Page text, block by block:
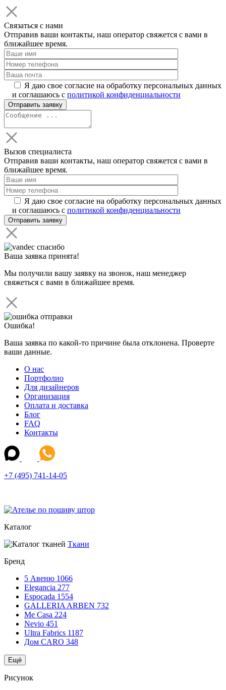
Связаться с нами
Отправив ваши контакты, наш оператор свяжется с вами в
ближайшее время.
Я даю свое согласие на обработку персональных данных
и соглашаюсь с политикой конфиденциальности
Вызов специалиста
Отправив ваши контакты, наш оператор свяжется с вами в
ближайшее время.
Я даю свое согласие на обработку персональных данных
и соглашаюсь с политикой конфиденциальности
Ваша заявка принята!
Мы получили вашу заявку на звонок, наш менеджер
свяжеться с вами в ближайшее время.
Ошибка!
Ваша заявка по какой-то причине была отклонена. Проверте
ваши данные.
О нас
Портфолио
Для дизайнеров
Организация
Оплата и доставка
Блог
FAQ
Контакты
+7 (495) 741-14-05
Каталог
Ткани
Бренд
5 Авеню 1066
Elegancia 277
Espocada 1554
GALLERIA ARBEN 732
Me Casa 224
Nevio 451
Ultra Fabrics 1187
Дом CARO 348
Ещё
Рисунок